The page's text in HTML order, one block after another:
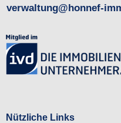
verwaltung@honnef-
Nützliche Links